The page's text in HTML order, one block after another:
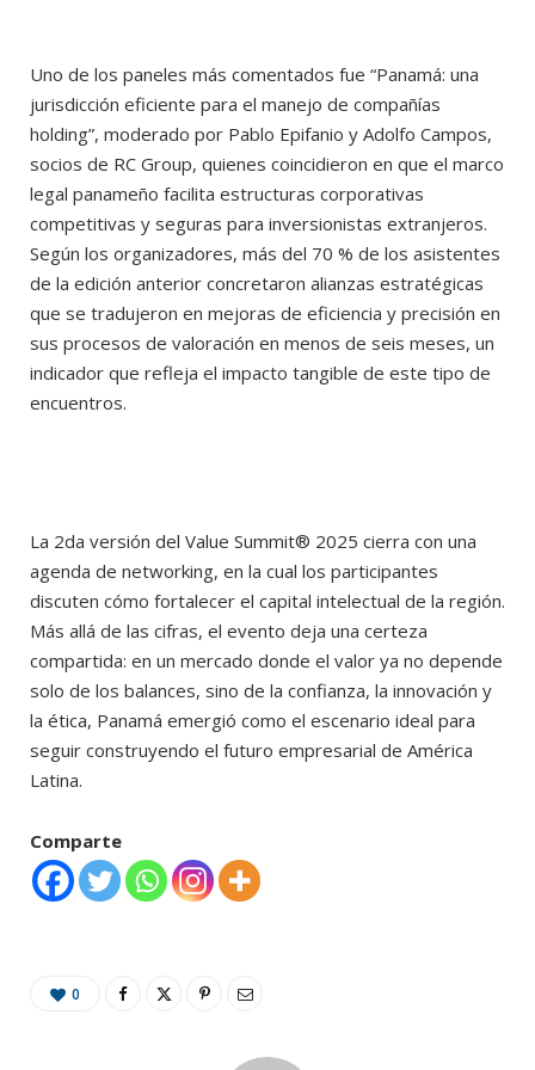
Uno de los paneles más comentados fue “Panamá: una
jurisdicción eficiente para el manejo de compañías
holding”, moderado por Pablo Epifanio y Adolfo Campos,
socios de RC Group, quienes coincidieron en que el marco
legal panameño facilita estructuras corporativas
competitivas y seguras para inversionistas extranjeros.
Según los organizadores, más del 70 % de los asistentes
de la edición anterior concretaron alianzas estratégicas
que se tradujeron en mejoras de eficiencia y precisión en
sus procesos de valoración en menos de seis meses, un
indicador que refleja el impacto tangible de este tipo de
encuentros.
La 2da versión del Value Summit® 2025 cierra con una
agenda de networking, en la cual los participantes
discuten cómo fortalecer el capital intelectual de la región.
Más allá de las cifras, el evento deja una certeza
compartida: en un mercado donde el valor ya no depende
solo de los balances, sino de la confianza, la innovación y
la ética, Panamá emergió como el escenario ideal para
seguir construyendo el futuro empresarial de América
Latina.
Comparte
0